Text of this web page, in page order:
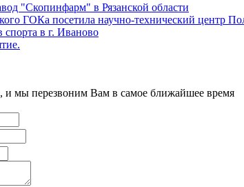
"Скопинфарм" в Рязанской области
ГОКа посетила научно-технический центр
в г. Иваново
и мы перезвоним Вам в самое ближайшее время